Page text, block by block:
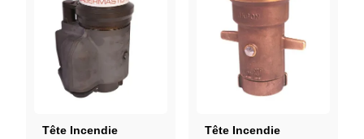
Tête Incendie
Tête Incendie